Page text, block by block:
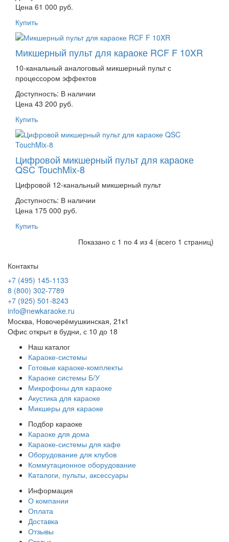
Цена 61 000 руб.
Купить
Микшерный пульт для караоке RCF F 10XR
10-канальный аналоговый микшерный пульт с
процессором эффектов
Доступность: В наличии
Цена 43 200 руб.
Купить
Цифровой микшерный пульт для караоке
QSC TouchMix-8
Цифровой 12-канальный микшерный пульт
Доступность: В наличии
Цена 175 000 руб.
Купить
Показано с 1 по 4 из 4 (всего 1 страниц)
Контакты
+7 (495) 145-1133
8 (800) 302-7789
+7 (925) 501-8243
info@newkaraoke.ru
Москва, Новочерёмушкинская, 21к1
Офис открыт в будни, с 10 до 18
Наш каталог
Караоке-системы
Готовые караоке-комплекты
Караоке системы Б/У
Микрофоны для караоке
Акустика для караоке
Микшеры для караоке
Подбор караоке
Караоке для дома
Караоке-системы для кафе
Оборудование для клубов
Коммутационное оборудование
Каталоги, пульты, аксессуары
Информация
О компании
Оплата
Доставка
Отзывы